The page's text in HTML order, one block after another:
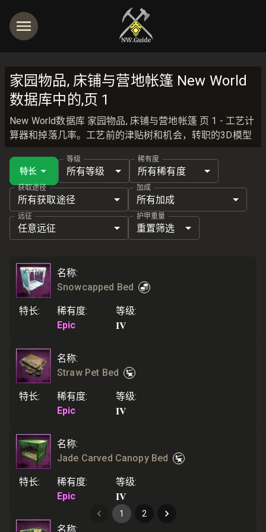
家园物品, 床铺与营地帐篷 New World
数据库中的,页 1
New World数据库 家园物品, 床铺与营地帐篷 页 1 - 工艺计
算器和掉落几率。工艺前的津贴树和机会，转职的3D模型
特长
等级
所有等级
稀有度
所有稀有度
获取途径
所有获取途径
加成
所有加成
远征
任意远征
护甲重量
重置筛选
名称:
Snowcapped Bed
特长:
稀有度:
Epic
等级:
IV
名称:
Straw Pet Bed
特长:
稀有度:
Epic
等级:
IV
名称:
Jade Carved Canopy Bed
特长:
稀有度:
Epic
等级:
IV
名称:
1 2